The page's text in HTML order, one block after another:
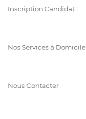
Inscription Candidat
Nos Services à Domicile
Nous Contacter